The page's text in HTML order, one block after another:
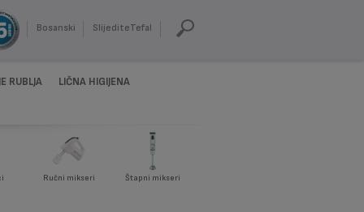
Bosanski SlijediteTefal
RUBLJA LIČNA HIGIJENA
Ručni mikseri Štapni mikseri